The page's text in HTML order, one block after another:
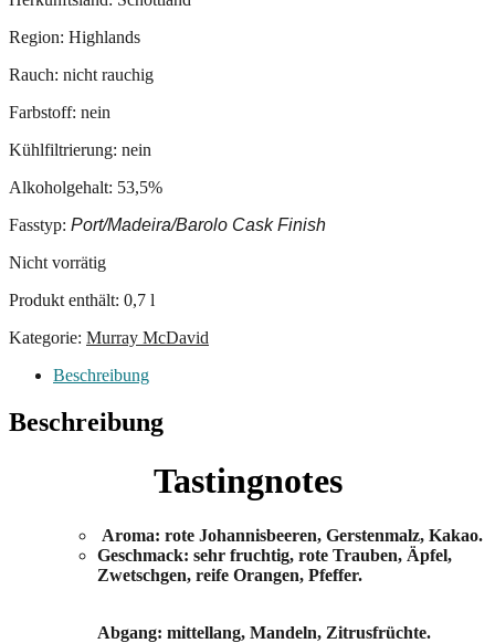
Region: Highlands
Rauch: nicht rauchig
Farbstoff: nein
Kühlfiltrierung: nein
Alkoholgehalt: 53,5%
Fasstyp: Port/Madeira/Barolo Cask Finish
Nicht vorrätig
Produkt enthält: 0,7 l
Kategorie: Murray McDavid
Beschreibung
Beschreibung
Tastingnotes
Aroma: rote Johannisbeeren, Gerstenmalz, Kakao.
Geschmack: sehr fruchtig, rote Trauben, Äpfel,
Zwetschgen, reife Orangen, Pfeffer.
Abgang: mittellang, Mandeln, Zitrusfrüchte.